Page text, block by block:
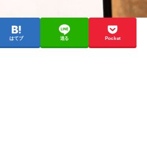
はてブ 送る Pocket